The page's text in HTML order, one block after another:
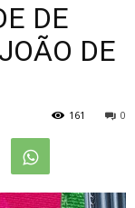
DE
DE
0
161